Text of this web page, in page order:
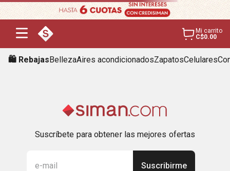
Mi carrito
C$0.00
🛍️ RebajasBellezaAires acondicionadosZapatosCelulares
Suscríbete para obtener las mejores ofertas
Suscribirme